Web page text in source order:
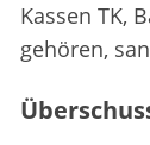
Kassen TK,
gehören,